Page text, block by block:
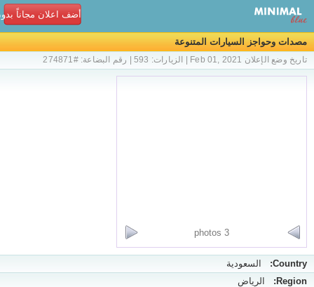
أضف اعلان مجاناً
مصدات وحواجز السيارات المتنوعة
تاريخ وضع الإعلان Feb 01, 2021 | الزيارات: 593 | رقم البضاعة: #274871
3 photos
Country:
السعودية
Region:
الرياض